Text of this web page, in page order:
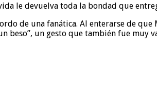
le devuelva toda la bondad que
de una fanática. Al enterarse de
beso”, un gesto que también fue muy